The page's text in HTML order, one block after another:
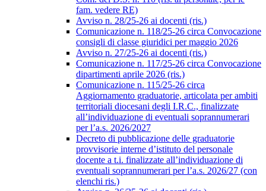
fam. vedere RE)
Avviso n. 28/25-26 ai docenti (ris.)
Comunicazione n. 118/25-26 circa Convocazione
consigli di classe giuridici per maggio 2026
Avviso n. 27/25-26 ai docenti (ris.)
Comunicazione n. 117/25-26 circa Convocazione
dipartimenti aprile 2026 (ris.)
Comunicazione n. 115/25-26 circa
Aggiornamento graduatorie, articolata per ambiti
territoriali diocesani degli I.R.C., finalizzate
all’individuazione di eventuali soprannumerari
per l’a.s. 2026/2027
Decreto di pubblicazione delle graduatorie
provvisorie interne d’istituto del personale
docente a t.i. finalizzate all’individuazione di
eventuali soprannumerari per l’a.s. 2026/27 (con
elenchi ris.)